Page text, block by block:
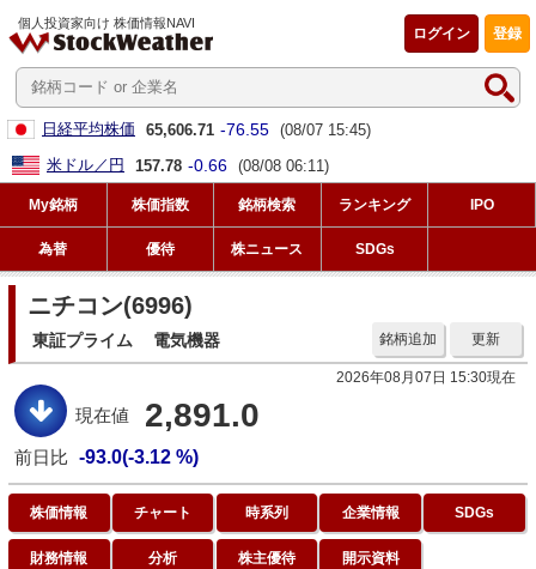
個人投資家向け 株価情報NAVI
登録
ログイン
日経平均株価 65,606.71 -76.55 (08/07 15:45)
米ドル／円
157.78 -0.66 (08/08 06:11)
My銘柄 株価指数 銘柄検索 ランキング IPO
為替 優待 株ニュース SDGs
ニチコン(6996)
東証プライム 電気機器 更新
銘柄追加
2026年08月07日 15:30現在
現在値 2,891.0
前日比 -93.0(-3.12 %)
株価情報 チャート 時系列 企業情報 SDGs
財務情報 分析 株主優待 開示資料